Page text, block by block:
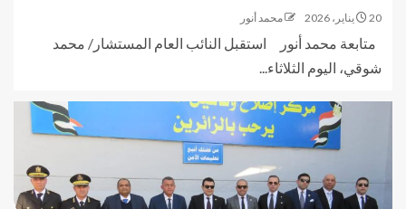
20 يناير، 2026 محمد أنور
متابعة محمد أنور استقبل النائب العام المستشار/ محمد
شوقي، اليوم الثلاثاء...